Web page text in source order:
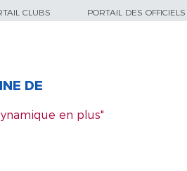
CLUBS PORTAIL DES OFFICIELS
DE
en plus"